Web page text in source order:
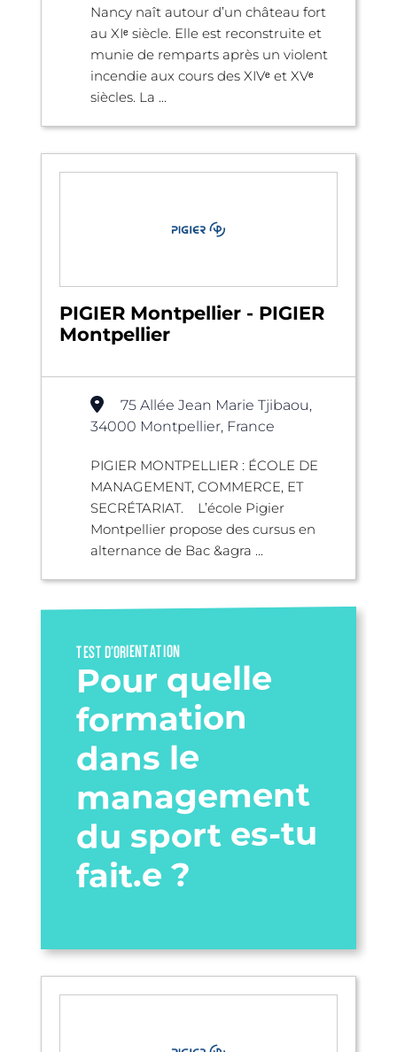
Nancy naît autour d’un château fort
au XIᵉ siècle. Elle est reconstruite et
munie de remparts après un violent
incendie aux cours des XIVᵉ et XVᵉ
siècles. La ...
PIGIER Montpellier - PIGIER
Montpellier
75 Allée Jean Marie Tjibaou,
34000 Montpellier, France
PIGIER MONTPELLIER : ÉCOLE DE
MANAGEMENT, COMMERCE, ET
SECRÉTARIAT. L’école Pigier
Montpellier propose des cursus en
alternance de Bac &agra ...
TEST D’ORIENTATION
Pour quelle
formation
dans le
management
du sport es-tu
fait.e ?